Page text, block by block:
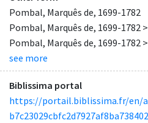
Pombal, Marquês de, 1699-1782
Pombal, Marquês de, 1699-1782
Pombal, Marquês de, 1699-1782
see more
Biblissima portal
https://portail.biblissima.fr/en/